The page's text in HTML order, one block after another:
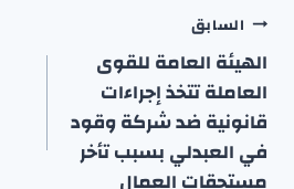
تصفّح
المقالات
السابق
الهيئة العامة للقوى
العاملة تتخذ إجراءات
قانونية ضد شركة وقود
في العبدلي بسبب تأخر
مستحقات العمال